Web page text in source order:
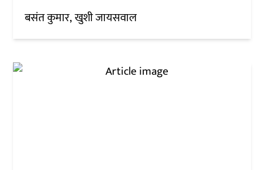
बसंत कुमार खुशी जायसवाल